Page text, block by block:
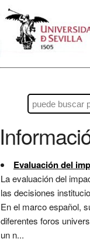
Evaluación del
La evaluación del
las decisiones
En el marco español,
diferentes foros
un n...